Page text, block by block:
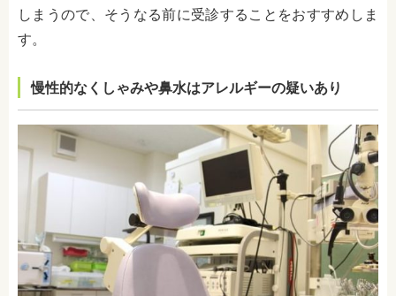
しまうので、そうなる前に受診することをおすすめしま
す。
慢性的なくしゃみや鼻水はアレルギーの疑いあり